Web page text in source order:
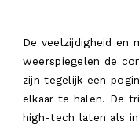
De veelzijdigheid en
weerspiegelen de
zijn tegelijk een
elkaar te halen. De
high-tech laten als